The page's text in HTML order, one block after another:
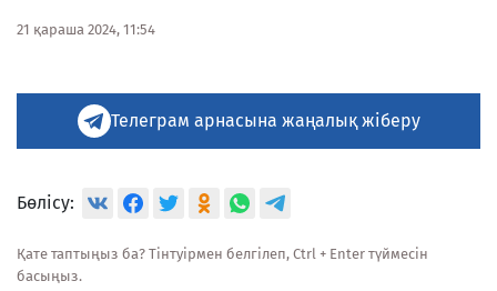
21 қараша 2024, 11:54
Телеграм арнасына жаңалық жіберу
Бөлісу:
Қате таптыңыз ба? Тінтуірмен белгілеп, Ctrl + Enter түймесін
басыңыз.